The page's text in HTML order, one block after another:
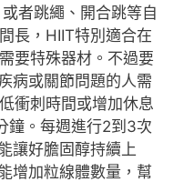
者跳繩、開合跳等自
長，HIIT特別適合在
要特殊器材。不過要
病或關節問題的人需
衝刺時間或增加休息
鐘。每週進行2到3次
讓好膽固醇持續上
增加粒線體數量，幫